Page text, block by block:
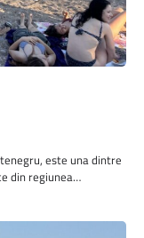
este una dintre
din regiunea…